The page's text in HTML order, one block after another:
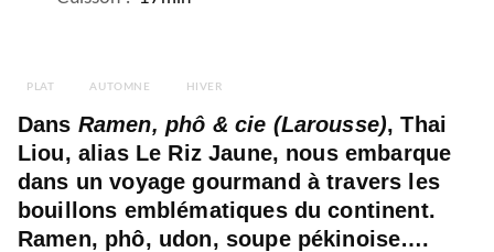
PLAT AUTOMNE HIVER
Dans Ramen, phô & cie (Larousse), Thai
Liou, alias Le Riz Jaune, nous embarque
dans un voyage gourmand à travers les
bouillons emblématiques du continent.
Ramen, phô, udon, soupe pékinoise….